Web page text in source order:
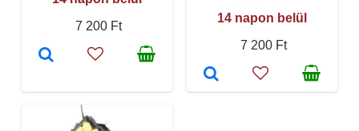
7 200 Ft
14 napon belül
7 200 Ft